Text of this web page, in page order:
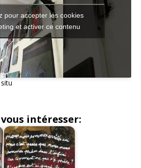
pour accepter les cookies
et activer ce contenu
intéresser: